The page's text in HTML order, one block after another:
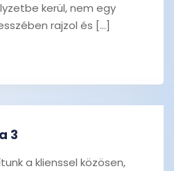
kerül, nem egy
rajzol és […]
3
a klienssel közösen,